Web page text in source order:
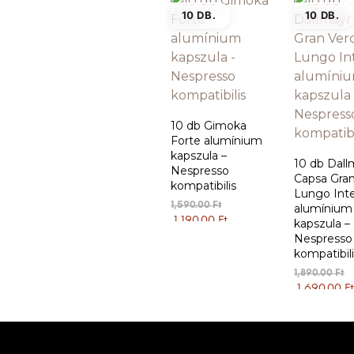
10 DB.
10 db Gimoka
Forte alumínium
kapszula –
Nespresso
kompatibilis
1,590.00FtOriginal
price
1,190.00 FtCurrent
10 DB.
10 db
Capsa
Lungo
alumínium
kapszula –
Nespresso
1,890.00Ft
1,690.00 Ft